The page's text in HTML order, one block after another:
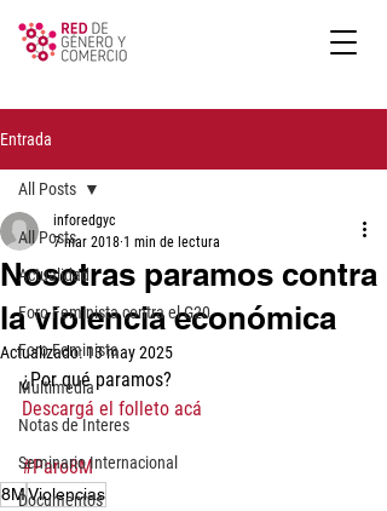
Entrada
All Posts
Actualidad
Foro Feminista contra el G20
Foro Feminista
Multimedia
Notas de Interes
Seminario Internacional
Documentos
All Posts
Nosotras paramos contra
la violencia económica
inforedgyc
7 mar 2018 1 min de lectura
Actualizado:13 may 2025
¿Por qué paramos?
Descargá el folleto acá
#Paro8M
8MViolencias